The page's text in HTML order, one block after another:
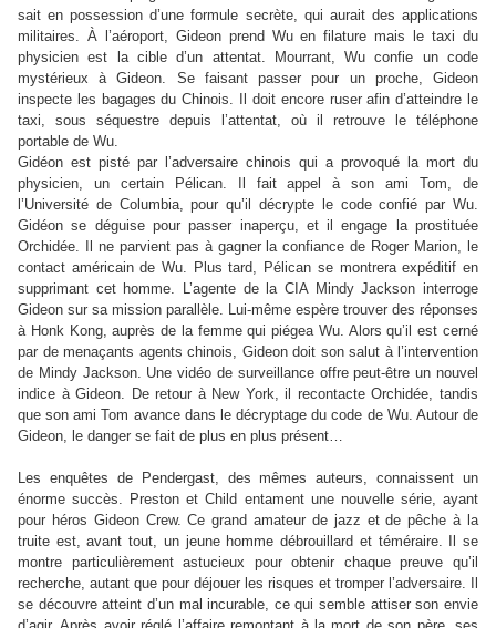
sait en possession d’une formule secrète, qui aurait des applications
militaires. À l’aéroport, Gideon prend Wu en filature mais le taxi du
physicien est la cible d’un attentat. Mourrant, Wu confie un code
mystérieux à Gideon. Se faisant passer pour un proche, Gideon
inspecte les bagages du Chinois. Il doit encore ruser afin d’atteindre le
taxi, sous séquestre depuis l’attentat, où il retrouve le téléphone
portable de Wu.
Gidéon est pisté par l’adversaire chinois qui a provoqué la mort du
physicien, un certain Pélican. Il fait appel à son ami Tom, de
l’Université de Columbia, pour qu’il décrypte le code confié par Wu.
Gidéon se déguise pour passer inaperçu, et il engage la prostituée
Orchidée. Il ne parvient pas à gagner la confiance de Roger Marion, le
contact américain de Wu. Plus tard, Pélican se montrera expéditif en
supprimant cet homme. L’agente de la CIA Mindy Jackson interroge
Gideon sur sa mission parallèle. Lui-même espère trouver des réponses
à Honk Kong, auprès de la femme qui piégea Wu. Alors qu’il est cerné
par de menaçants agents chinois, Gideon doit son salut à l’intervention
de Mindy Jackson. Une vidéo de surveillance offre peut-être un nouvel
indice à Gideon. De retour à New York, il recontacte Orchidée, tandis
que son ami Tom avance dans le décryptage du code de Wu. Autour de
Gideon, le danger se fait de plus en plus présent…
Les enquêtes de Pendergast, des mêmes auteurs, connaissent un
énorme succès. Preston et Child entament une nouvelle série, ayant
pour héros Gideon Crew. Ce grand amateur de jazz et de pêche à la
truite est, avant tout, un jeune homme débrouillard et téméraire. Il se
montre particulièrement astucieux pour obtenir chaque preuve qu’il
recherche, autant que pour déjouer les risques et tromper l’adversaire. Il
se découvre atteint d’un mal incurable, ce qui semble attiser son envie